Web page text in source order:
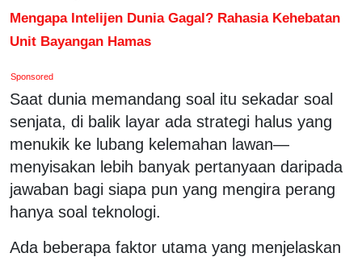
Mengapa Intelijen Dunia Gagal? Rahasia Kehebatan
Unit Bayangan Hamas
Sponsored
Saat dunia memandang soal itu sekadar soal
senjata, di balik layar ada strategi halus yang
menukik ke lubang kelemahan lawan—
menyisakan lebih banyak pertanyaan daripada
jawaban bagi siapa pun yang mengira perang
hanya soal teknologi.
Ada beberapa faktor utama yang menjelaskan